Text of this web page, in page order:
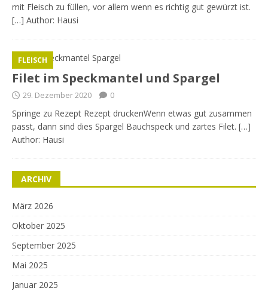
mit Fleisch zu füllen, vor allem wenn es richtig gut gewürzt ist.
[…] Author: Hausi
Filet im Speckmantel und Spargel
FLEISCH
29. Dezember 2020 0
Springe zu Rezept Rezept druckenWenn etwas gut zusammen
passt, dann sind dies Spargel Bauchspeck und zartes Filet. […]
Author: Hausi
ARCHIV
März 2026
Oktober 2025
September 2025
Mai 2025
Januar 2025